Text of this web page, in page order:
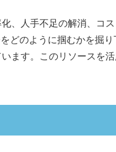
、人手不足の解消、コ
どのように掴むかを掘り
ます。このリソースを